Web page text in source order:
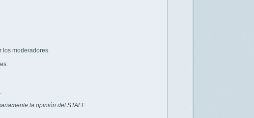
los moderadores.
la opinión del STAFF.